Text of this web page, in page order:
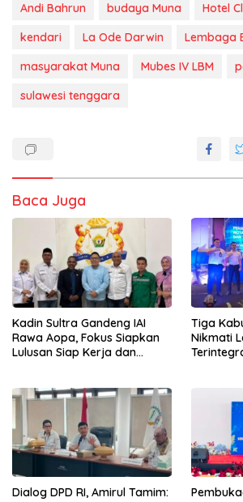
Andi Bahrun budaya Muna
Hotel
kendari
La Ode Darwin
Lembaga
masyarakat Muna
Mubes IV LBM
sulawesi tenggara
Baca Juga
Kadin Sultra Gandeng IAI
Rawa Aopa, Fokus Siapkan
Lulusan Siap Kerja dan
Tiga
Nikmati
Dialog DPD RI, Amirul Tamim: